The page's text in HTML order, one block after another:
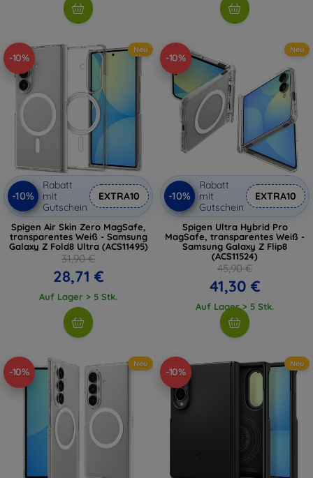
-10%
Neu
-10%
Rabatt
mit
Gutschein
EXTRA10
Spigen Air Skin Zero MagSafe,
transparentes Weiß - Samsung
Galaxy Z Fold8 Ultra (ACS11495)
31,90 €
28,71 €
Auf Lager > 5 Stk.
-10%
Neu
-10%
Rabatt
mit
Gutschein
EXTRA10
Spigen Ultra Hybrid Pro
MagSafe, transparentes Weiß -
Samsung Galaxy Z Flip8
(ACS11524)
45,90 €
41,30 €
Auf Lager > 5 Stk.
-10%
Neu
-10%
Neu